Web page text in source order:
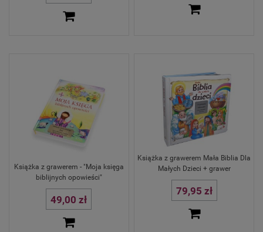
Książka z grawerem - "Moja księga
biblijnych opowieści"
49,00 zł
Książka z grawerem Mała Biblia Dla
Małych Dzieci + grawer
79,95 zł